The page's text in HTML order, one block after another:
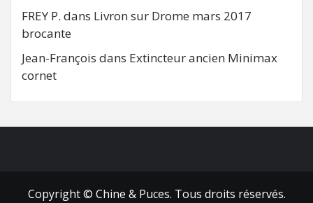
FREY P. dans Livron sur Drome mars 2017
brocante
Jean-François dans Extincteur ancien Minimax
cornet
Copyright © Chine & Puces. Tous droits réservés.